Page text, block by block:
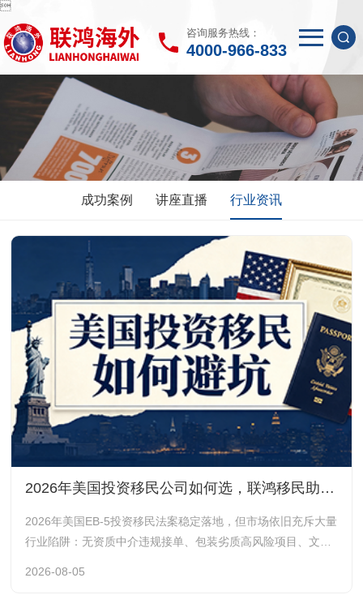

咨询服务热线：
4000-966-833
成功案例 讲座直播 行业资讯
2026年美国投资移民公司如何选，联鸿移民助您避坑！
2026年美国EB-5投资移民法案稳定落地，但市场依旧充斥大量
行业陷阱：无资质中介违规接单、包装劣质高风险项目、文案
2026-08-05